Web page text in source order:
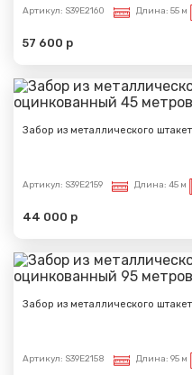
Артикул: S39E2160 Длина: 55 м
57 600 р
Забор из металлического
Артикул: S39E2159 Длина: 45 м
44 000 р
Забор из металлического
Артикул: S39E2158 Длина: 95 м